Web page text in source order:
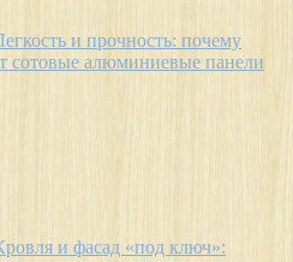
и прочность: почему
сотовые алюминиевые панели
и фасад «под ключ»: